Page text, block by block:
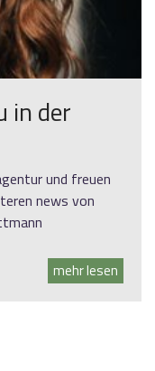
in der
und freuen
news von
mehr lesen